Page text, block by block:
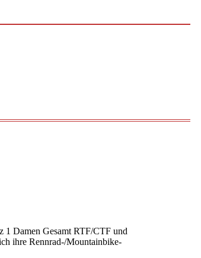
1 Damen Gesamt RTF/CTF und
ihre Rennrad-/Mountainbike-